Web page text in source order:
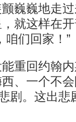
巍巍地走
就这样在
咱们回家！”
回约翰内
、一个不
剧。这出